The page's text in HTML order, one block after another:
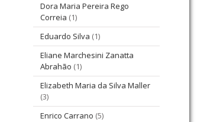
Dora Maria Pereira Rego
Correia (1)
Eduardo Silva (1)
Eliane Marchesini Zanatta
Abrahão (1)
Elizabeth Maria da Silva Maller
(3)
Enrico Carrano (5)